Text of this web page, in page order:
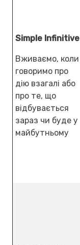
Simple Infinitive
Вживаємо, коли
говоримо про
дію взагалі або
про те, що
відбувається
зараз чи буде у
майбутньому